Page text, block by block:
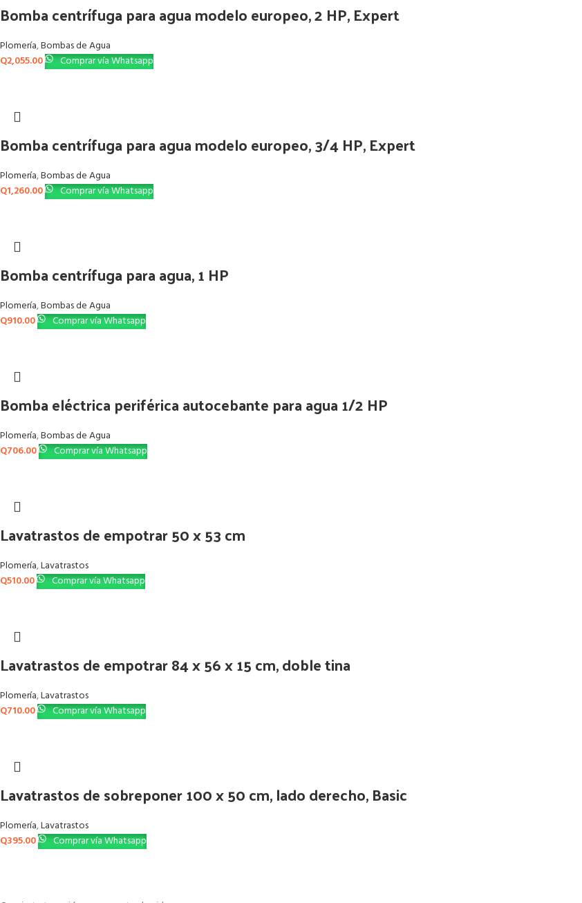
Bomba centrífuga para agua modelo europeo, 2 HP, Expert
Plomería,Bombas de Agua
Q2,055.00 Comprar vía Whatsapp
Bomba centrífuga para agua modelo europeo, 3/4 HP, Expert
Plomería,Bombas de Agua
Q1,260.00 Comprar vía Whatsapp
Bomba centrífuga para agua, 1 HP
Plomería,Bombas de Agua
Q910.00 Comprar vía Whatsapp
Bomba eléctrica periférica autocebante para agua 1/2 HP
Plomería,Bombas de Agua
Q706.00 Comprar vía Whatsapp
Lavatrastos de empotrar 50 x 53 cm
Plomería,Lavatrastos
Q510.00 Comprar vía Whatsapp
Lavatrastos de empotrar 84 x 56 x 15 cm, doble tina
Plomería,Lavatrastos
Q710.00 Comprar vía Whatsapp
Lavatrastos de sobreponer 100 x 50 cm, lado derecho, Basic
Plomería,Lavatrastos
Q395.00 Comprar vía Whatsapp